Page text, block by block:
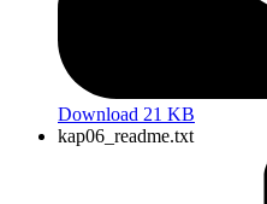
Download 21 KB
kap06_readme.txt